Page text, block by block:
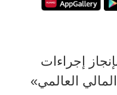
إجراءات
العالمي»